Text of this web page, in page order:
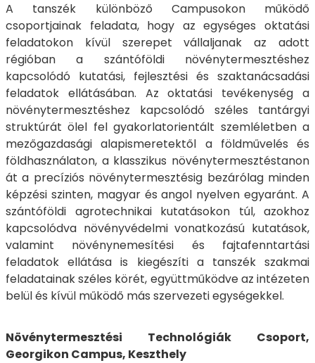
A tanszék különböző Campusokon működő
csoportjainak feladata, hogy az egységes oktatási
feladatokon kívül szerepet vállaljanak az adott
régióban a szántóföldi növénytermesztéshez
kapcsolódó kutatási, fejlesztési és szaktanácsadási
feladatok ellátásában. Az oktatási tevékenység a
növénytermesztéshez kapcsolódó széles tantárgyi
struktúrát ölel fel gyakorlatorientált szemléletben a
mezőgazdasági alapismeretektől a földművelés és
földhasználaton, a klasszikus növénytermesztéstanon
át a precíziós növénytermesztésig bezárólag minden
képzési szinten, magyar és angol nyelven egyaránt. A
szántóföldi agrotechnikai kutatásokon túl, azokhoz
kapcsolódva növényvédelmi vonatkozású kutatások,
valamint növénynemesítési és fajtafenntartási
feladatok ellátása is kiegészíti a tanszék szakmai
feladatainak széles körét, együttműködve az intézeten
belül és kívül működő más szervezeti egységekkel.
Növénytermesztési Technológiák Csoport,
Georgikon Campus, Keszthely